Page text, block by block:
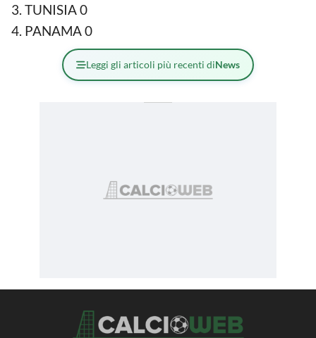
TUNISIA 0
PANAMA 0
Leggi gli articoli più recenti diNews